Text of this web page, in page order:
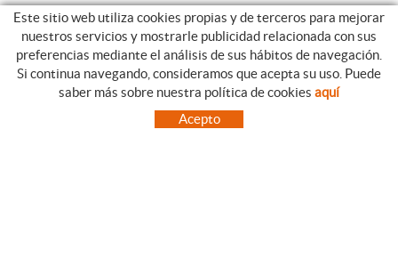
CATEGORIAS GUIA DE COMPRA
CONDICIONES DE COMPRA
PAGO
Este sitio web utiliza cookies propias y de terceros para mejorar
nuestros servicios y mostrarle publicidad relacionada con sus
preferencias mediante el análisis de sus hábitos de navegación.
Si continua navegando, consideramos que acepta su uso. Puede
saber más sobre nuestra política de cookies aquí
Acepto